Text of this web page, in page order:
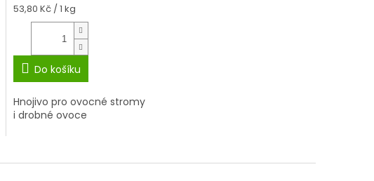
Měrná
cena:
53,80 Kč / 1 kg
Do košíku
Hnojivo pro ovocné stromy
i drobné ovoce